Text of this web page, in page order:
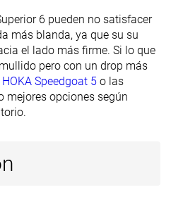
25.0 mm
Estándar
Ancho
Estándar
Todas las
6 pueden no satisfacer
más blanda, ya que su su
el lado más firme. Si lo que
pero con un drop más
HOKA Speedgoat 5 o las
mejores opciones según